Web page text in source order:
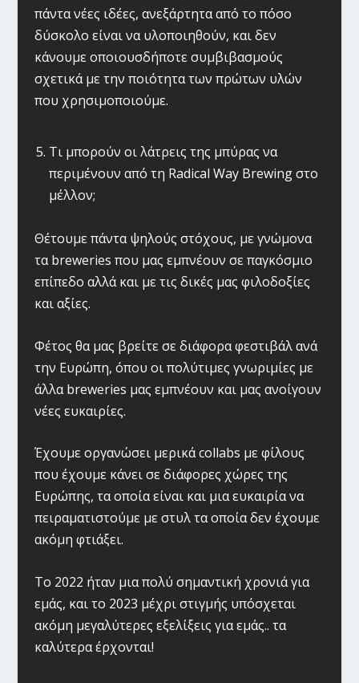
πάντα νέες ιδέες, ανεξάρτητα από το πόσο
δύσκολο είναι να υλοποιηθούν, και δεν
κάνουμε οποιουσδήποτε συμβιβασμούς
σχετικά με την ποιότητα των πρώτων υλών
που χρησιμοποιούμε.
Τι μπορούν οι λάτρεις της μπύρας να
περιμένουν από τη Radical Way Brewing στο
μέλλον;
Θέτουμε πάντα ψηλούς στόχους, με γνώμονα
τα breweries που μας εμπνέουν σε παγκόσμιο
επίπεδο αλλά και με τις δικές μας φιλοδοξίες
και αξίες.
Φέτος θα μας βρείτε σε διάφορα φεστιβάλ ανά
την Ευρώπη, όπου οι πολύτιμες γνωριμίες με
άλλα breweries μας εμπνέουν και μας ανοίγουν
νέες ευκαιρίες.
Έχουμε οργανώσει μερικά collabs με φίλους
που έχουμε κάνει σε διάφορες χώρες της
Ευρώπης, τα οποία είναι και μια ευκαιρία να
πειραματιστούμε με στυλ τα οποία δεν έχουμε
ακόμη φτιάξει.
Το 2022 ήταν μια πολύ σημαντική χρονιά για
εμάς, και το 2023 μέχρι στιγμής υπόσχεται
ακόμη μεγαλύτερες εξελίξεις για εμάς.. τα
καλύτερα έρχονται!